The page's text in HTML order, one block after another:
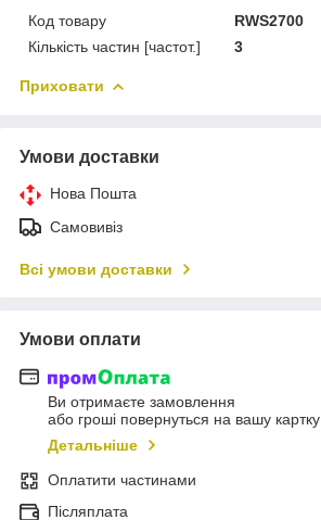
Код товару
RWS2700
Кількість частин [частот.]
3
Приховати
Умови доставки
Нова Пошта
Самовивіз
Всі умови доставки
Умови оплати
Ви отримаєте замовлення
або гроші повернуться на вашу картку
Детальніше
Оплатити частинами
Післяплата